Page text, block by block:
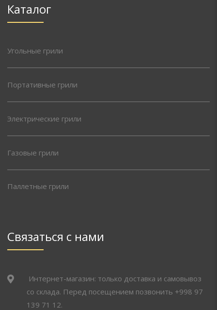
Каталог
Угольные грили
Портативные грили
Электрические грили
Газовые грили
Паллетные грили
Связаться с нами
Интернет-магазин: только доставка и самовывоз
со склада. Перед посещением позвонить +998 97
139 71 12.